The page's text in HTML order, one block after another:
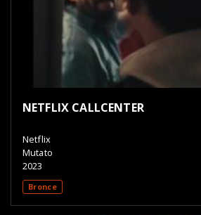
NETFLIX CALLCENTER
Netflix
Mutato
2023
Bronce